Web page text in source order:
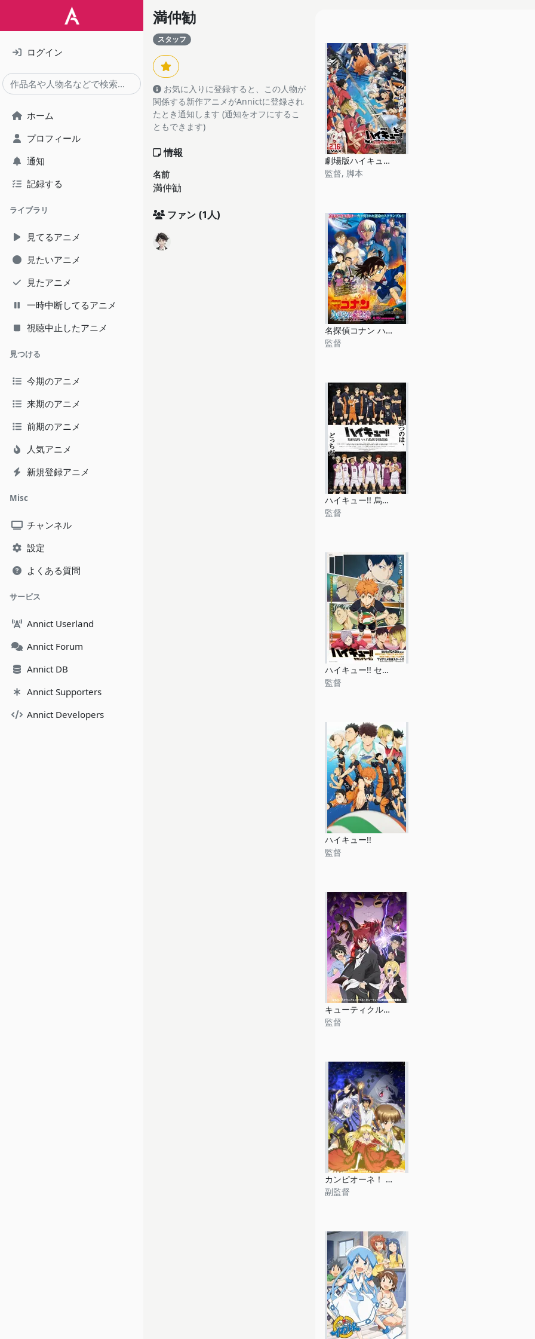
ログイン
ホーム
プロフィール
通知
記録する
ライブラリ
見てるアニメ
見たいアニメ
見たアニメ
一時中断してるアニメ
視聴中止したアニメ
見つける
今期のアニメ
来期のアニメ
前期のアニメ
人気アニメ
新規登録アニメ
Misc
チャンネル
設定
よくある質問
サービス
Annict Userland
Annict Forum
Annict DB
Annict Supporters
Annict Developers
満仲勧
スタッフ
お気に入りに登録すると、この人物が
関係する新作アニメがAnnictに登録され
たとき通知します (通知をオフにするこ
ともできます)
情報
名前
満仲勧
ファン (1人)
劇場版ハイキュー!! ゴミ捨て場の決戦
監督, 脚本
名探偵コナン ハロウィンの花嫁
監督
ハイキュー!! 烏野高校 VS 白鳥沢学園高校
監督
ハイキュー!! セカンドシーズン
監督
ハイキュー!!
監督
キューティクル探偵因幡
監督
カンピオーネ！ ～まつろわぬ神々と神殺しの魔王～
副監督